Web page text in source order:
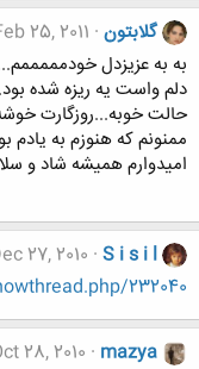
گلابتون 25, 2011
به به عزيزدل
دلم واست يه ريزه شده
حالت خوبه...روزگارت
ممنونم كه هنوزم به
اميدوارم هميشه شاد و
S i s i l
27, 2010
232040
mazya
28, 2010